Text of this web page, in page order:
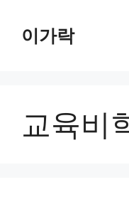
이가락
교육비